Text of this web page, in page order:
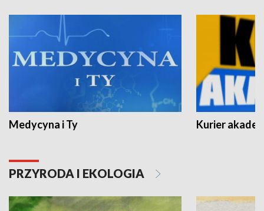
Medycyna i Ty Kurier
PRZYRODA I EKOLOGIA